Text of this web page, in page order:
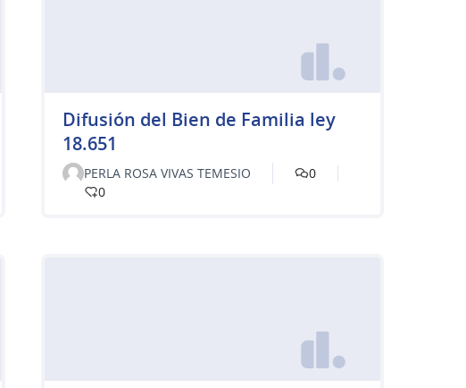
Difusión del Bien de Familia ley
18.651
PERLA ROSA VIVAS TEMESIO
0
0